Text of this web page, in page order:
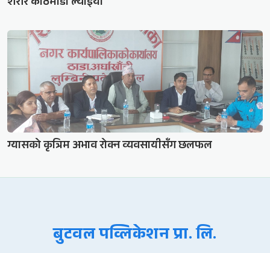
ग्यासको कृत्रिम अभाव रोक्न व्यवसायीसँग छलफल
बुटवल पव्लिकेशन प्रा. लि.